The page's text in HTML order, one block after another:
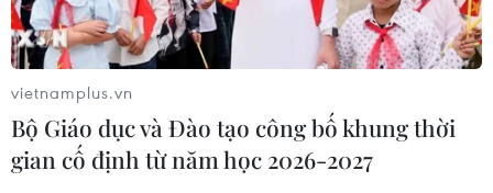
Mỹ dỡ bỏ lệnh trừng phạt đối với
hãng hàng không Iraq
06/08/2026 03:34
Iran và Oman đạt thỏa thuận về
vietnamplus.vn
Bộ Giáo dục và Đào tạo công bố khung thời
gian cố định từ năm học 2026-2027